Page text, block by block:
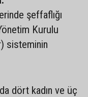
şeffaflığı
Kurulu
sisteminin
dört kadın ve üç